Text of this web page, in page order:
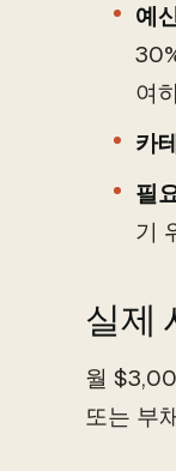
예
여
카
필
기
실제
월
또는 부